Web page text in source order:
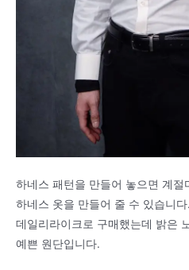
하네스 패턴을 만들어 놓으면 계절
하네스 옷을 만들어 줄 수 있습니
데일리라이크로 구매했는데 밝은
예쁜 원단입니다.